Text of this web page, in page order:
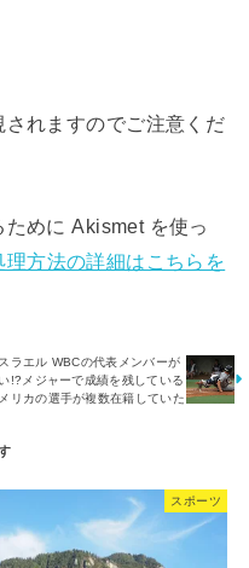
れますのでご注意くだ
めに Akismet を使っ
方法の詳細はこちらを
ラエル WBCの代表メンバーが
!?メジャーで成績を残している
リカの選手が複数在籍していた
スポーツ